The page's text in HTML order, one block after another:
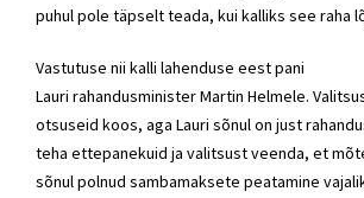
puhul pole täpselt teada, kui kalliks see raha
Vastutuse nii kalli lahenduse eest pani
Lauri rahandusministerMartin Helmele.
otsuseid koos, aga Lauri sõnul on just
teha ettepanekuid ja valitsust veenda, et
sõnul polnud sambamaksete peatamine